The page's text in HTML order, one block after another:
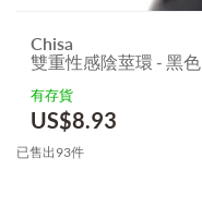
Chisa
雙重性感陰莖環 - 黑色
有存貨
US$8.93
已售出93件